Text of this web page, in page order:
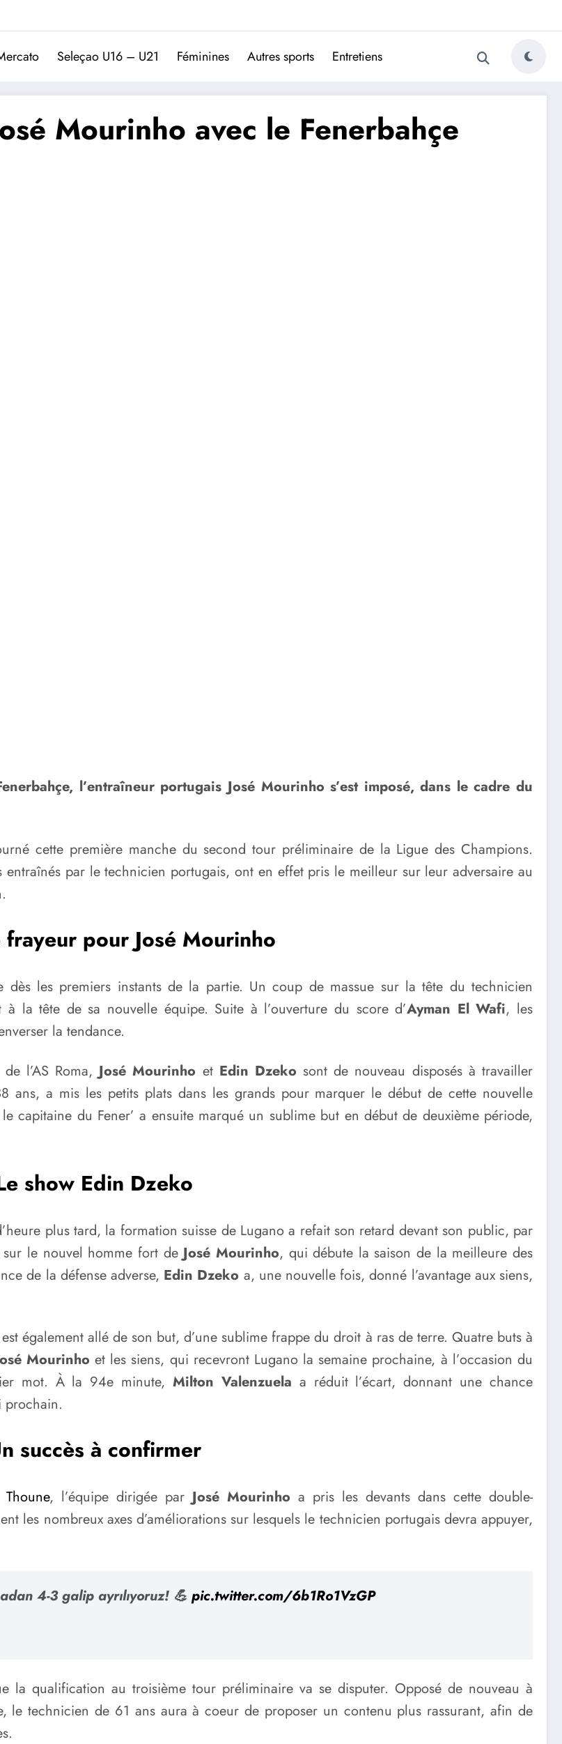
Trivela
L'actualité du football portugais
Seleçao U16 – U21 Féminines Autres sports Entretiens
Mourinho avec le Fenerbahçe
l’entraîneur portugais José Mourinho s’est imposé, dans le cadre du
cette première manche du second tour préliminaire de la Ligue des Champions.
par le technicien portugais, ont en effet pris le meilleur sur leur adversaire au
frayeur pour José Mourinho
dès les premiers instants de la partie. Un coup de massue sur la tête du technicien
la tête de sa nouvelle équipe. Suite à l’ouverture du score d’Ayman El Wafi, les
la tendance.
de l’AS Roma,José Mourinho et Edin Dzeko sont de nouveau disposés à travailler
ans, a mis les petits plats dans les grands pour marquer le début de cette nouvelle
capitaine du Fener’ a ensuite marqué un sublime but en début de deuxième période,
show Edin Dzeko
plus tard, la formation suisse de Lugano a refait son retard devant son public, par
sur le nouvel homme fort deJosé Mourinho, qui débute la saison de la meilleure des
de la défense adverse, Edin Dzeko a, une nouvelle fois, donné l’avantage aux siens,
est également allé de son but, d’une sublime frappe du droit à ras de terre. Quatre buts à
Mourinho et les siens, qui recevront Lugano la semaine prochaine, à l’occasion du
mot. À la 94e minute, Milton Valenzuela a réduit l’écart, donnant une chance
prochain.
succès à confirmer
, l’équipe dirigée parJosé Mourinho a pris les devants dans cette double-
les nombreux axes d’améliorations sur lesquels le technicien portugais devra appuyer,
4-3 galip ayrılıyoruz! 💪 pic.twitter.com/6b1Ro1VzGP
la qualification au troisième tour préliminaire va se disputer. Opposé de nouveau à
le technicien de 61 ans aura à coeur de proposer un contenu plus rassurant, afin de